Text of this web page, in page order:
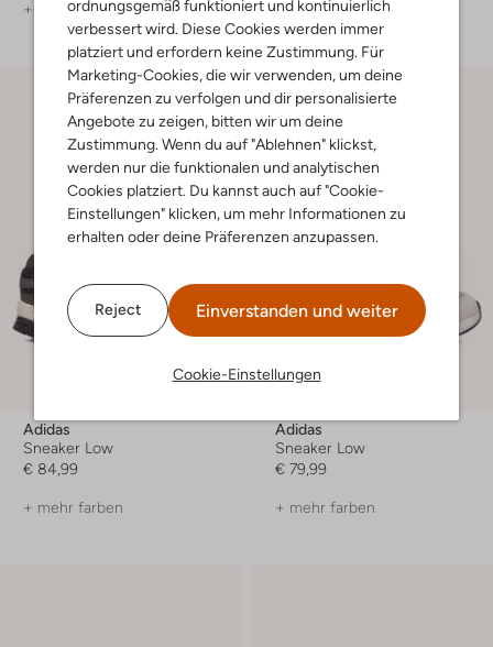
ordnungsgemäß funktioniert und kontinuierlich
verbessert wird. Diese Cookies werden immer
platziert und erfordern keine Zustimmung. Für
Marketing-Cookies, die wir verwenden, um deine
Präferenzen zu verfolgen und dir personalisierte
Angebote zu zeigen, bitten wir um deine
Zustimmung. Wenn du auf "Ablehnen" klickst,
werden nur die funktionalen und analytischen
Cookies platziert. Du kannst auch auf "Cookie-
Einstellungen" klicken, um mehr Informationen zu
erhalten oder deine Präferenzen anzupassen.
Reject Einverstanden und weiter
Cookie-Einstellungen
+ mehr farben + mehr farben
Adidas
Sneaker Low
€ 84,99
+ mehr farben
Adidas
Sneaker Low
€ 79,99
+ mehr farben